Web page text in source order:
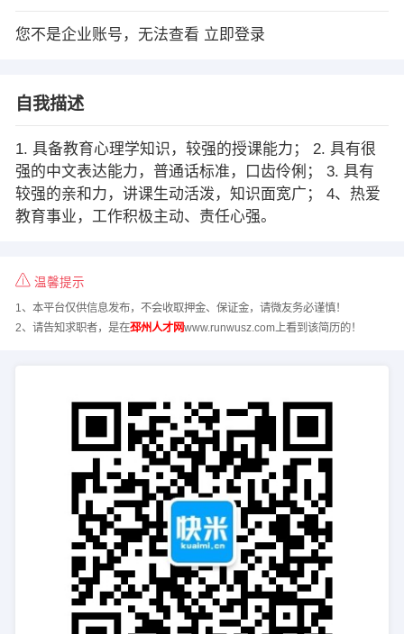
您不是企业账号，无法查看 立即登录
自我描述
1. 具备教育心理学知识，较强的授课能力； 2. 具有很
强的中文表达能力，普通话标准，口齿伶俐； 3. 具有
较强的亲和力，讲课生动活泼，知识面宽广； 4、热爱
教育事业，工作积极主动、责任心强。
温馨提示
1、本平台仅供信息发布，不会收取押金、保证金，请微友务必谨慎！
2、请告知求职者，是在邳州人才网www.runwusz.com上看到该简历的！